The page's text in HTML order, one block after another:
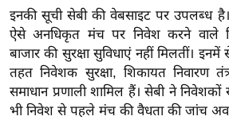
डि
या
सा
हि
त्य
इनकी सूची सेबी की वेबसाइट पर उपलब्ध
ऐसे अनधिकृत मंच पर निवेश करने वाले
बाजार की सुरक्षा सुविधाएं नहीं मिलतीं।
तहत निवेशक सुरक्षा, शिकायत निवारण
समाधान प्रणाली शामिल हैं। सेबी ने
भी निवेश से पहले मंच की वैधता की जांच